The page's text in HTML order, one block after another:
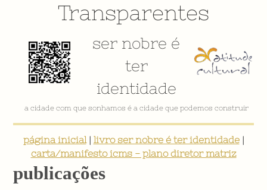
Transparentes
ser nobre é
ter
identidade
a cidade com que sonhamos é a cidade que podemos construir
página inicial| livro ser nobre é ter identidade|
carta/manifesto icms - plano diretor matriz
publicações